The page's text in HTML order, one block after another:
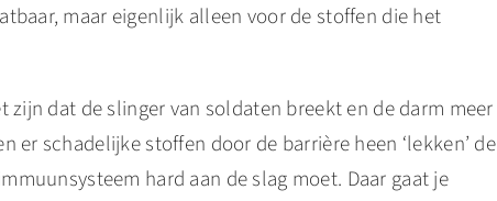
maar eigenlijk alleen voor de stoffen die het
zijn dat de slinger van soldaten breekt en de darm meer
er schadelijke stoffen door de barrière heen ‘lekken’ de
hard aan de slag moet. Daar gaat je